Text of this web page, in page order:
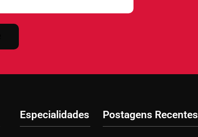
Especialidades Postagens Recentes